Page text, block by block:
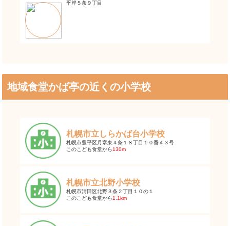
平岸５条９丁目
地域食堂かば亭の近くの小学校
札幌市立しらかば台小学校
札幌市豊平区月寒東４条１８丁目１０番４３号
このこども食堂から130m
札幌市立北野小学校
札幌市清田区北野３条２丁目１０の１
このこども食堂から1.1km